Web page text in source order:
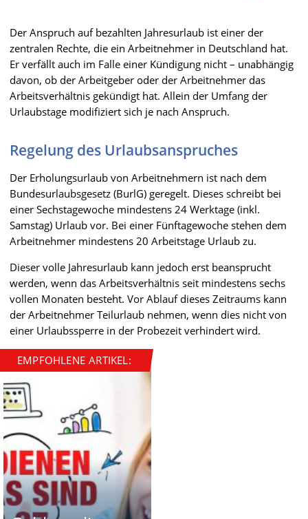
Der Anspruch auf bezahlten Jahresurlaub ist einer der
zentralen Rechte, die ein Arbeitnehmer in Deutschland hat.
Er verfällt auch im Falle einer Kündigung nicht – unabhängig
davon, ob der Arbeitgeber oder der Arbeitnehmer das
Arbeitsverhältnis gekündigt hat. Allein der Umfang der
Urlaubstage modifiziert sich je nach Anspruch.
Regelung des Urlaubsanspruches
Der Erholungsurlaub von Arbeitnehmern ist nach dem
Bundesurlaubsgesetz (BurlG) geregelt. Dieses schreibt bei
einer Sechstagewoche mindestens 24 Werktage (inkl.
Samstag) Urlaub vor. Bei einer Fünftagewoche stehen dem
Arbeitnehmer mindestens 20 Arbeitstage Urlaub zu.
Dieser volle Jahresurlaub kann jedoch erst beansprucht
werden, wenn das Arbeitsverhältnis seit mindestens sechs
vollen Monaten besteht. Vor Ablauf dieses Zeitraums kann
der Arbeitnehmer Teilurlaub nehmen, wenn dies nicht von
einer Urlaubssperre in der Probezeit verhindert wird.
EMPFOHLENE ARTIKEL: